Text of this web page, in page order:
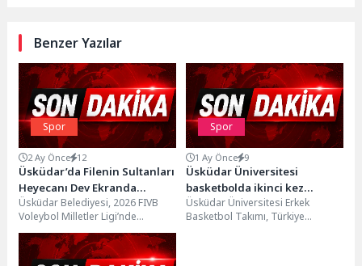
Benzer Yazılar
Spor
2 Ay Önce 12
Üsküdar’da Filenin Sultanları
Heyecanı Dev Ekranda
Yaşanacak
Üsküdar Belediyesi, 2026 FIVB
Voleybol Milletler Ligi’nde
mücadele eden A Milli Kadın
Voleybol Takımı’nın
karşılaşmalarını...
Spor
1 Ay Önce 9
Üsküdar Üniversitesi
basketbolda ikinci kez
Türkiye şampiyonu!
Üsküdar Üniversitesi Erkek
Basketbol Takımı, Türkiye